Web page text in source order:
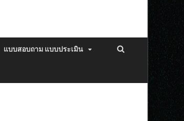
แบบสอบถาม แบบประเมิน